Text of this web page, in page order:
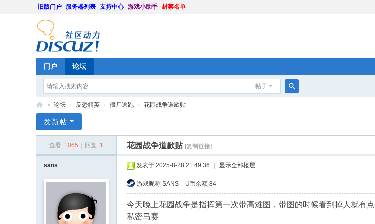
旧版门户 服务器列表 支持中心 游戏小助手 封禁名单
门户 论坛
帖子
B
» 论坛 › 反恐精英 › 僵尸逃跑 › 花园战争道歉贴
发新帖
查看: 1065 回复: 1 花园战争道歉贴 [复制链接]
sans 发表于 2025-8-28 21:49:36 显示全部楼层
游戏昵称 SANS U币余额 84
今天晚上花园战争是指挥第一次带高难图，带图的时候看到掉人就有
私密马赛